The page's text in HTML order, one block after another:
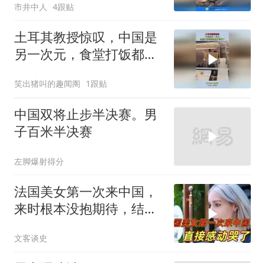
市井中人 4跟贴
土耳其教授惊叹，中国是
另一次元，食堂打饭都高
笑出猪叫的趣闻阁 1跟贴
中国双将止步半决赛。男
子百米半决赛
左脚爆射得分
法国美女第一次来中国，
来时根本没抱期待，结果
文客谈史